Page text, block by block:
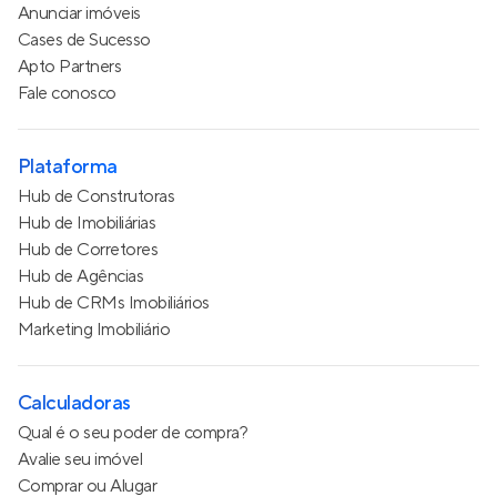
Anunciar imóveis
Cases de Sucesso
Apto Partners
Fale conosco
Plataforma
Hub de Construtoras
Hub de Imobiliárias
Hub de Corretores
Hub de Agências
Hub de CRMs Imobiliários
Marketing Imobiliário
Calculadoras
Qual é o seu poder de compra?
Avalie seu imóvel
Comprar ou Alugar